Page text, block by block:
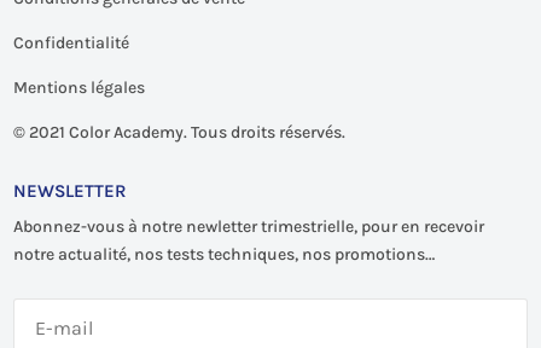
Confidentialité
Mentions légales
© 2021 Color Academy. Tous droits réservés.
NEWSLETTER
Abonnez-vous à notre newletter trimestrielle, pour en recevoir
notre actualité, nos tests techniques, nos promotions…